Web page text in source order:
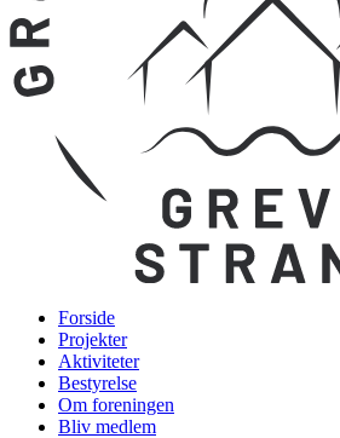
Forside
Projekter
Aktiviteter
Bestyrelse
Om foreningen
Bliv medlem